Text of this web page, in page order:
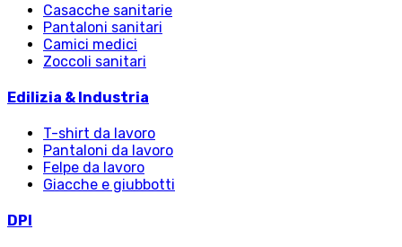
Casacche sanitarie
Pantaloni sanitari
Camici medici
Zoccoli sanitari
Edilizia & Industria
T-shirt da lavoro
Pantaloni da lavoro
Felpe da lavoro
Giacche e giubbotti
DPI